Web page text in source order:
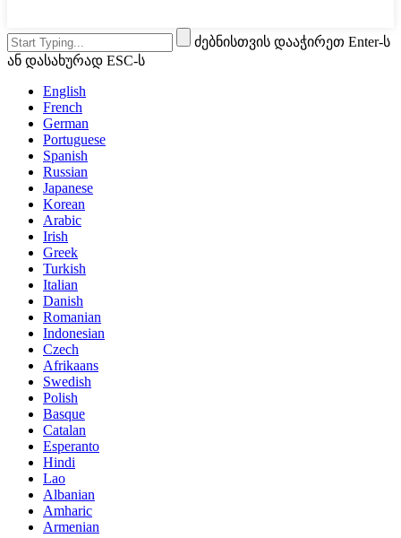
ძებნისთვის დააჭირეთ Enter-ს
ან დასახურად ESC-ს
English
French
German
Portuguese
Spanish
Russian
Japanese
Korean
Arabic
Irish
Greek
Turkish
Italian
Danish
Romanian
Indonesian
Czech
Afrikaans
Swedish
Polish
Basque
Catalan
Esperanto
Hindi
Lao
Albanian
Amharic
Armenian